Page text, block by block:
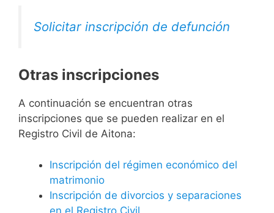
Solicitar inscripción de defunción
Otras inscripciones
A continuación se encuentran otras
inscripciones que se pueden realizar en el
Registro Civil de Aitona:
Inscripción del régimen económico del
matrimonio
Inscripción de divorcios y separaciones
en el Registro Civil